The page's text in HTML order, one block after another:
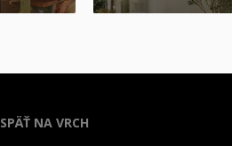
SPÄŤ NA VRCH